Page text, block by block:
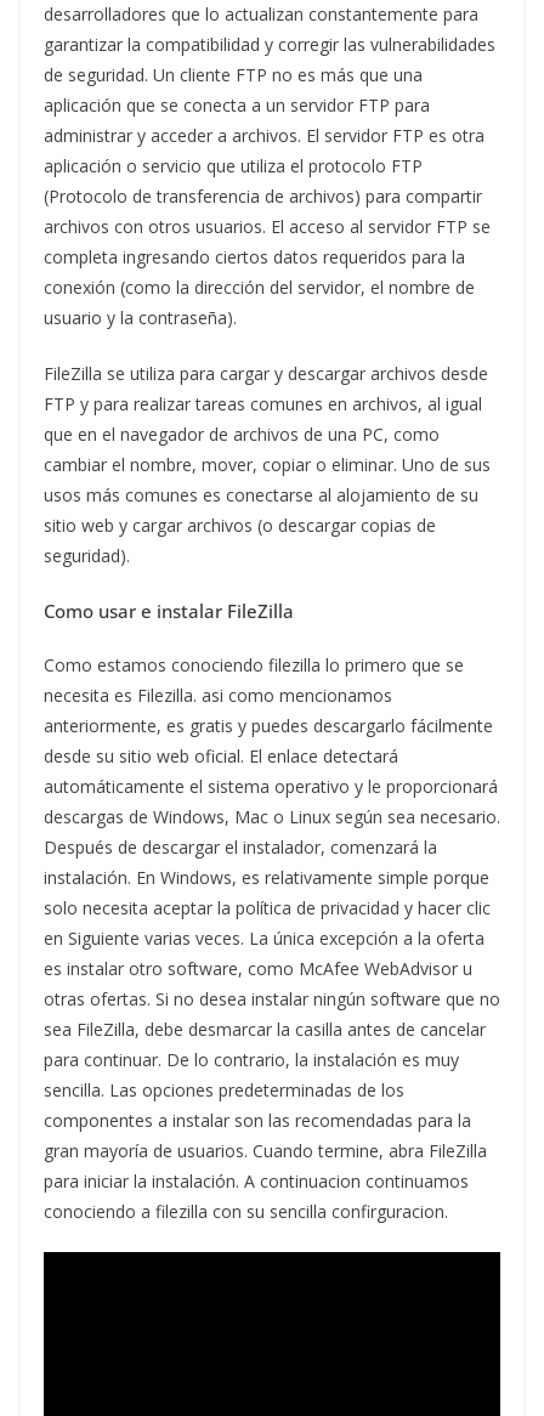
desarrolladores que lo actualizan constantemente para
garantizar la compatibilidad y corregir las vulnerabilidades
de seguridad. Un cliente FTP no es más que una
aplicación que se conecta a un servidor FTP para
administrar y acceder a archivos. El servidor FTP es otra
aplicación o servicio que utiliza el protocolo FTP
(Protocolo de transferencia de archivos) para compartir
archivos con otros usuarios. El acceso al servidor FTP se
completa ingresando ciertos datos requeridos para la
conexión (como la dirección del servidor, el nombre de
usuario y la contraseña).
FileZilla se utiliza para cargar y descargar archivos desde
FTP y para realizar tareas comunes en archivos, al igual
que en el navegador de archivos de una PC, como
cambiar el nombre, mover, copiar o eliminar. Uno de sus
usos más comunes es conectarse al alojamiento de su
sitio web y cargar archivos (o descargar copias de
seguridad).
Como usar e instalar FileZilla
Como estamos conociendo filezilla lo primero que se
necesita es Filezilla. asi como mencionamos
anteriormente, es gratis y puedes descargarlo fácilmente
desde su sitio web oficial. El enlace detectará
automáticamente el sistema operativo y le proporcionará
descargas de Windows, Mac o Linux según sea necesario.
Después de descargar el instalador, comenzará la
instalación. En Windows, es relativamente simple porque
solo necesita aceptar la política de privacidad y hacer clic
en Siguiente varias veces. La única excepción a la oferta
es instalar otro software, como McAfee WebAdvisor u
otras ofertas. Si no desea instalar ningún software que no
sea FileZilla, debe desmarcar la casilla antes de cancelar
para continuar. De lo contrario, la instalación es muy
sencilla. Las opciones predeterminadas de los
componentes a instalar son las recomendadas para la
gran mayoría de usuarios. Cuando termine, abra FileZilla
para iniciar la instalación. A continuacion continuamos
conociendo a filezilla con su sencilla confirguracion.